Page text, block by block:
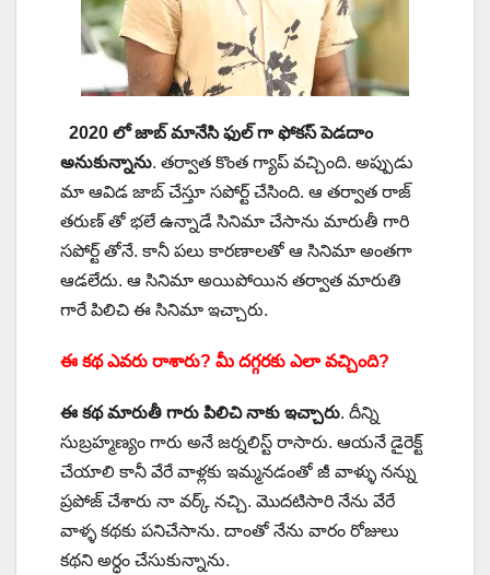
2020 లో జాబ్ మానేసి ఫుల్ గా ఫోకస్ పెడదాం
అనుకున్నాను. తర్వాత కొంత గ్యాప్ వచ్చింది. అప్పుడు
మా ఆవిడ జాబ్ చేస్తూ సపోర్ట్ చేసింది. ఆ తర్వాత రాజ్
తరుణ్ తో భలే ఉన్నాడే సినిమా చేసాను మారుతీ గారి
సపోర్ట్ తోనే. కానీ పలు కారణాలతో ఆ సినిమా అంతగా
ఆడలేదు. ఆ సినిమా అయిపోయిన తర్వాత మారుతి
గారే పిలిచి ఈ సినిమా ఇచ్చారు.
ఈ కథ ఎవరు రాశారు? మీ దగ్గరకు ఎలా వచ్చింది?
ఈ కథ మారుతీ గారు పిలిచి నాకు ఇచ్చారు. దీన్ని
సుబ్రహ్మణ్యం గారు అనే జర్నలిస్ట్ రాసారు. ఆయనే డైరెక్ట్
చేయాలి కానీ వేరే వాళ్లకు ఇమ్మనడంతో జీ వాళ్ళు నన్ను
ప్రపోజ్ చేశారు నా వర్క్ నచ్చి. మొదటిసారి నేను వేరే
వాళ్ళ కథకు పనిచేసాను. దాంతో నేను వారం రోజులు
కథని అర్ధం చేసుకున్నాను.